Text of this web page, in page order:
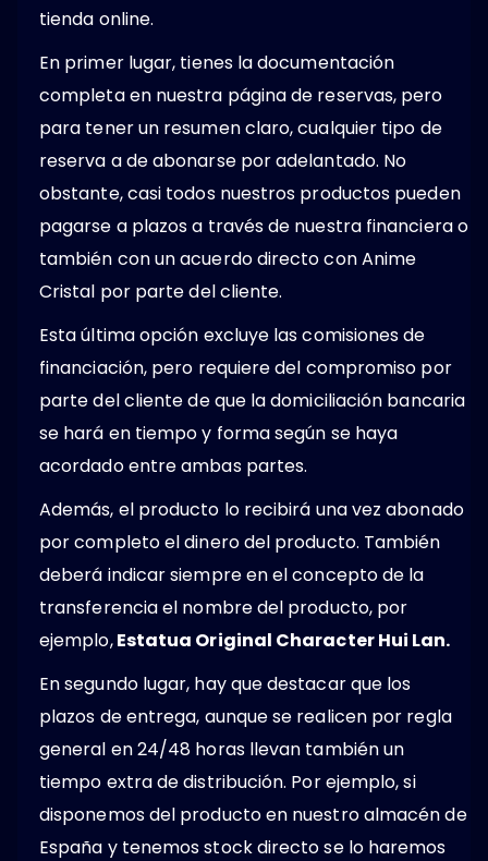
tienda online.
En primer lugar, tienes la documentación
completa en nuestra página de reservas, pero
para tener un resumen claro, cualquier tipo de
reserva a de abonarse por adelantado. No
obstante, casi todos nuestros productos pueden
pagarse a plazos a través de nuestra financiera o
también con un acuerdo directo con Anime
Cristal por parte del cliente.
Esta última opción excluye las comisiones de
financiación, pero requiere del compromiso por
parte del cliente de que la domiciliación bancaria
se hará en tiempo y forma según se haya
acordado entre ambas partes.
Además, el producto lo recibirá una vez abonado
por completo el dinero del producto. También
deberá indicar siempre en el concepto de la
transferencia el nombre del producto, por
ejemplo,Estatua Original Character Hui Lan.
En segundo lugar, hay que destacar que los
plazos de entrega, aunque se realicen por regla
general en 24/48 horas llevan también un
tiempo extra de distribución. Por ejemplo, si
disponemos del producto en nuestro almacén de
España y tenemos stock directo se lo haremos